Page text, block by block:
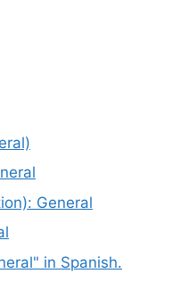
General
in Spanish.